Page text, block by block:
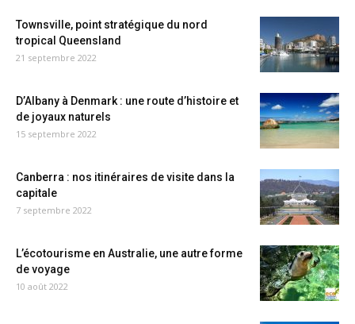
Townsville, point stratégique du nord
tropical Queensland
21 septembre 2022
D’Albany à Denmark : une route d’histoire et
de joyaux naturels
15 septembre 2022
Canberra : nos itinéraires de visite dans la
capitale
7 septembre 2022
L’écotourisme en Australie, une autre forme
de voyage
10 août 2022